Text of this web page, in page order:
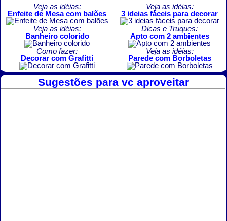
Veja as idéias:
Enfeite de Mesa com balões
Veja as idéias:
3 ideias fáceis para decorar
Veja as idéias:
Banheiro colorido
Dicas e Truques:
Apto com 2 ambientes
Como fazer:
Decorar com Grafitti
Veja as idéias:
Parede com Borboletas
Sugestões para vc aproveitar